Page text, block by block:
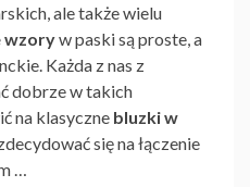
ale także wielu
wzoryw paski są proste, a
Każda z nas z
dobrze w takich
na klasyczne bluzki w
się na łączenie
…